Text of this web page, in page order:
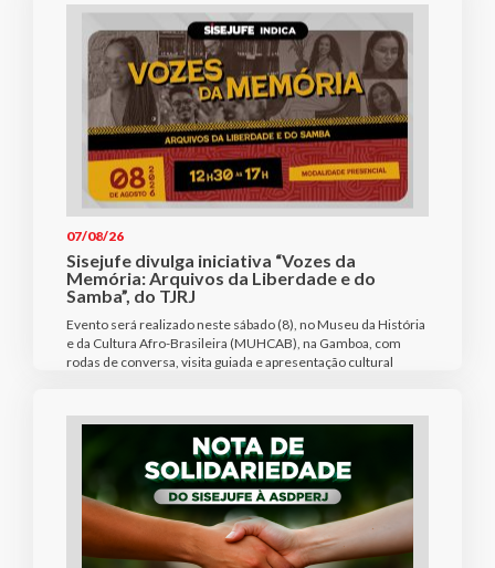
07/08/26
Sisejufe divulga iniciativa “Vozes da
Memória: Arquivos da Liberdade e do
Samba”, do TJRJ
Evento será realizado neste sábado (8), no Museu da História
e da Cultura Afro-Brasileira (MUHCAB), na Gamboa, com
rodas de conversa, visita guiada e apresentação cultural